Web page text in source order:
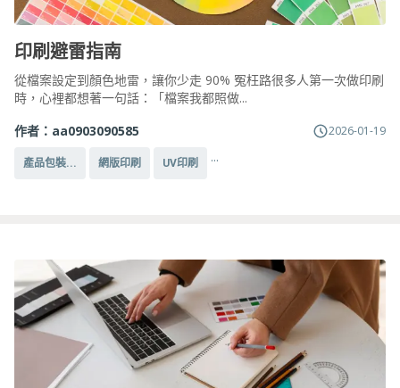
印刷避雷指南
從檔案設定到顏色地雷，讓你少走 90% 冤枉路很多人第一次做印刷
時，心裡都想著一句話：「檔案我都照做...
作者： aa0903090585 2026-01-19
產品包裝... 網版印刷 UV印刷 ...